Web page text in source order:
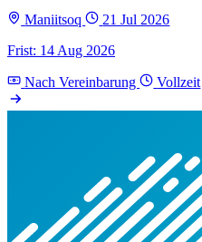
Maniitsoq
21 Jul 2026
Frist: 14 Aug 2026
Nach Vereinbarung Vollzeit